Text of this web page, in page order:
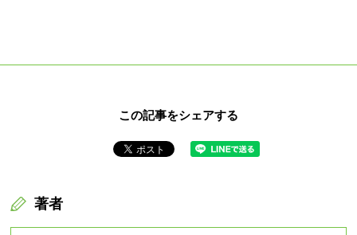
この記事をシェアする
著者